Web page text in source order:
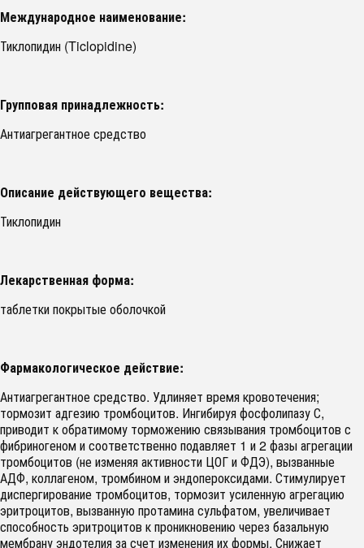
Международное наименование:
Тиклопидин (Ticlopidine)
Групповая принадлежность:
Антиагрегантное средство
Описание действующего вещества:
Тиклопидин
Лекарственная форма:
таблетки покрытые оболочкой
Фармакологическое действие:
Антиагрегантное средство. Удлиняет время кровотечения;
тормозит адгезию тромбоцитов. Ингибируя фосфолипазу С,
приводит к обратимому торможению связывания тромбоцитов с
фибриногеном и соответственно подавляет 1 и 2 фазы агрегации
тромбоцитов (не изменяя активности ЦОГ и ФДЭ), вызванные
АДФ, коллагеном, тромбином и эндопероксидами. Стимулирует
диспергирование тромбоцитов, тормозит усиленную агрегацию
эритроцитов, вызванную протамина сульфатом, увеличивает
способность эритроцитов к проникновению через базальную
мембрану эндотелия за счет изменения их формы. Снижает